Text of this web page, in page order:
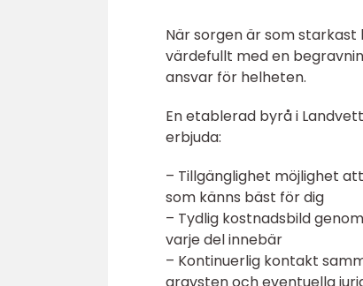
När sorgen är som
värdefullt med en
ansvar för helheten.
En etablerad byrå i
erbjuda:
– Tillgänglighet möjlighet
som känns bäst för dig
– Tydlig kostnadsbild
varje del innebär
– Kontinuerlig kontakt